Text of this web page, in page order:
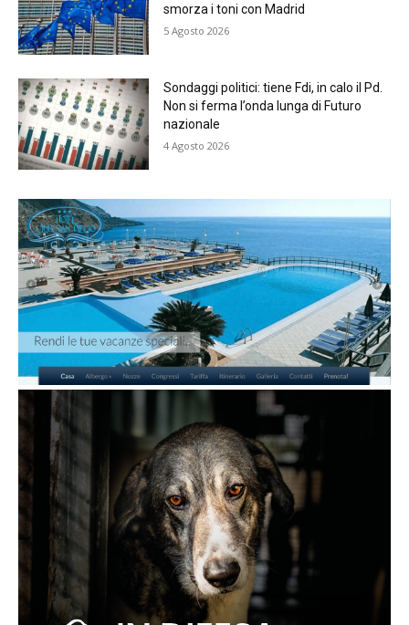
smorza i toni con Madrid
5 Agosto 2026
Sondaggi politici: tiene Fdi, in calo il Pd.
Non si ferma l’onda lunga di Futuro
nazionale
4 Agosto 2026